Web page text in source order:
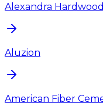
Alexandra
Aluzion
American Fiber